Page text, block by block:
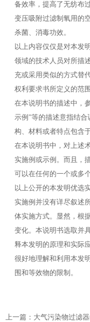
备效率，提高了无纺布
变压吸附过滤制氧用的
杀菌、消毒功效。
以上内容仅仅是对本发
领域的技术人员对所描
充或采用类似的方式替
权利要求书所定义的范
在本说明书的描述中，
示例”等的描述意指结
构、材料或者特点包含
在本说明书中，对上述
实施例或示例。而且，
可以在任何的一个或多
以上公开的本发明优选
实施例并没有详尽叙述
体实施方式。显然，根
变化。本说明书选取并
释本发明的原理和实际
很好地理解和利用本发
围和等效物的限制。
上一篇：大气污染物过滤